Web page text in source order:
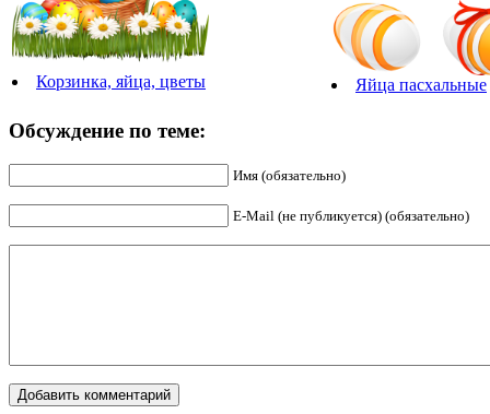
Корзинка, яйца, цветы Яйца пасхальные
Обсуждение по теме:
Имя (обязательно)
E-Mail (не публикуется) (обязательно)